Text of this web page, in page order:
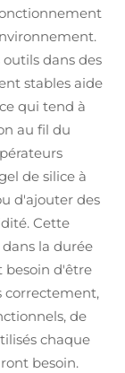
dans des
stables aide
qui tend à
au fil du
de silice à
d'ajouter des
Cette
la durée
besoin d'être
correctement,
de
chaque
besoin.